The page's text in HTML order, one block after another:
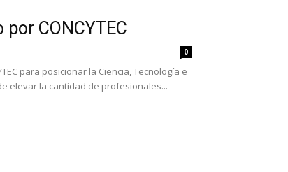
CONCYTEC
0
para posicionar la Ciencia, Tecnología e
elevar la cantidad de profesionales...